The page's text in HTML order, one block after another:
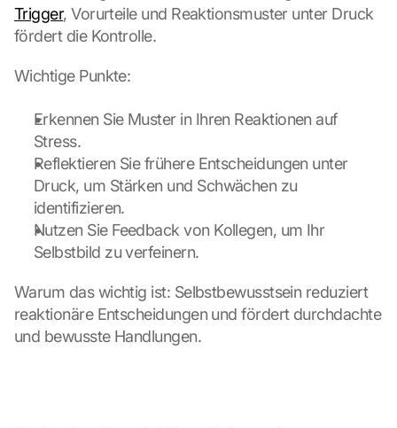
Trigger, Vorurteile und Reaktionsmuster unter Druck
fördert die Kontrolle.
Wichtige Punkte:
Erkennen Sie Muster in Ihren Reaktionen auf
Stress.
Reflektieren Sie frühere Entscheidungen unter
Druck, um Stärken und Schwächen zu
identifizieren.
Nutzen Sie Feedback von Kollegen, um Ihr
Selbstbild zu verfeinern.
Warum das wichtig ist: Selbstbewusstsein reduziert
reaktionäre Entscheidungen und fördert durchdachte
und bewusste Handlungen.
e
L
d
n
e
G
o
o
g
e
a
p